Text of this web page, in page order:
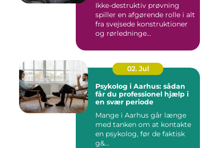
Ikke-destruktiv prøvning
spiller en afgørende rolle i alt
fra svejsede konstruktioner
og rørledninge...
02. Jul
Psykolog i Aarhus: sådan
får du professionel hjælp i
en svær periode
Mange i Aarhus går længe
med tanken om at kontakte
en psykolog, før de faktisk
g&...